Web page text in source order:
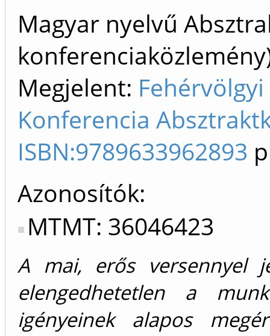
Magyar nyelvű
Megjelent:
Konferencia
ISBN:9789633962893
Azonosítók
MTMT: 36046423
A mai, erős versennyel
elengedhetetlen a
igényeinek alapos